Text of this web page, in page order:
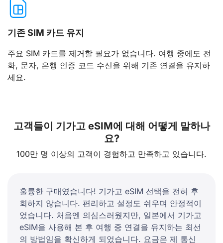
기존 SIM 카드 유지
주요 SIM 카드를 제거할 필요가 없습니다. 여행 중에도 전
화, 문자, 은행 인증 코드 수신을 위해 기존 연결을 유지하
세요.
고객들이 기가고 eSIM에 대해 어떻게 말하나
요?
100만 명 이상의 고객이 경험하고 만족하고 있습니다.
훌륭한 구매였습니다! 기가고 eSIM 선택을 전혀 후
회하지 않습니다. 편리하고 설정도 쉬우며 안정적이
었습니다. 처음엔 의심스러웠지만, 일본에서 기가고
eSIM을 사용해 본 후 여행 중 연결을 유지하는 최선
의 방법임을 확신하게 되었습니다. 요금은 제 통신